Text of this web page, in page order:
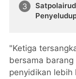
"Ketiga
bersama
penyidikan lebih